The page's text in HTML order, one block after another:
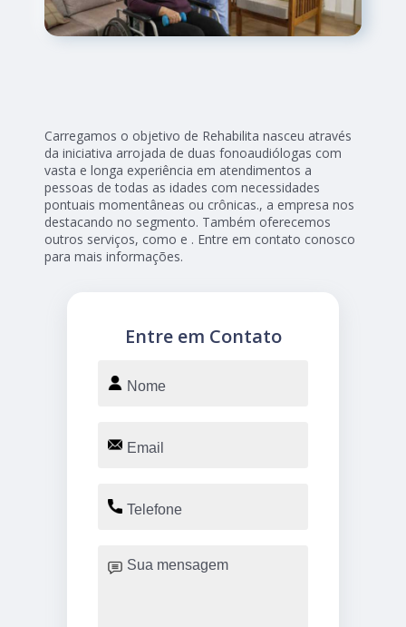
Carregamos o objetivo de Rehabilita nasceu através
da iniciativa arrojada de duas fonoaudiólogas com
vasta e longa experiência em atendimentos a
pessoas de todas as idades com necessidades
pontuais momentâneas ou crônicas., a empresa nos
destacando no segmento. Também oferecemos
outros serviços, como e . Entre em contato conosco
para mais informações.
Entre em Contato